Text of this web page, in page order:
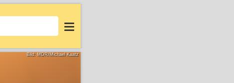
Login
Bild: MDR/Michael Kaatz